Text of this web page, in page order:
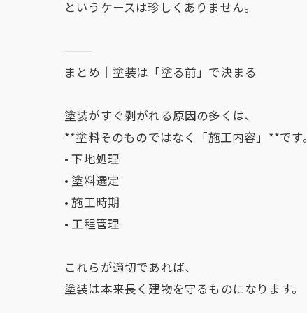
というケースは珍しくありません。
⸻
まとめ｜塗装は「塗る前」で決まる
塗装がすぐ剥がれる原因の多くは、
**塗料そのものではなく「施工内容」**です。
• 下地処理
• 塗料選定
• 施工時期
• 工程管理
これらが適切であれば、
塗装は本来長く建物を守るものになります。